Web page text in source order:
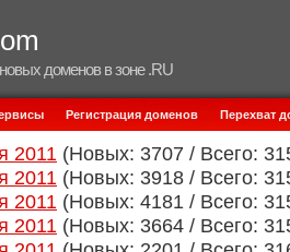
доменов в зоне .RU
Регистрация доменов Перехват
2011 (Новых: 3707 / Всего:
2011 (Новых: 3918 / Всего:
2011 (Новых: 4181 / Всего:
2011 (Новых: 3664 / Всего: